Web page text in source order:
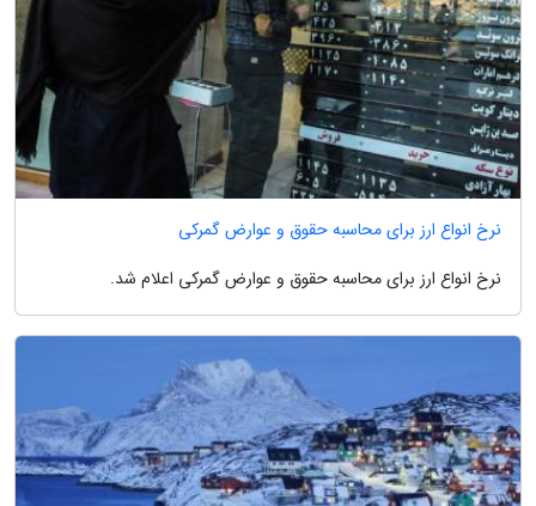
نرخ انواع ارز برای محاسبه حقوق و عوارض گمرکی
نرخ انواع ارز برای محاسبه حقوق و عوارض گمرکی اعلام شد.